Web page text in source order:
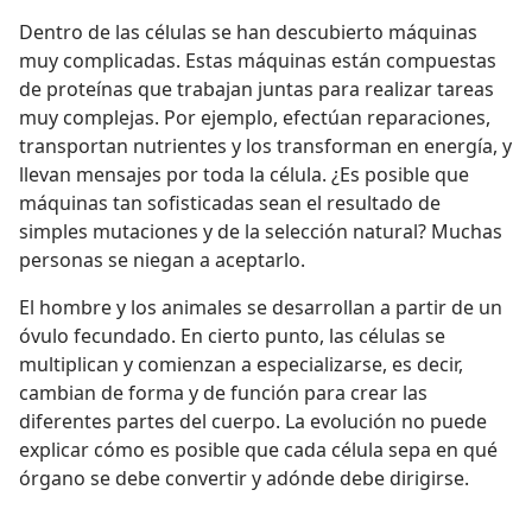
Dentro de las células se han descubierto máquinas
muy complicadas. Estas máquinas están compuestas
de proteínas que trabajan juntas para realizar tareas
muy complejas. Por ejemplo, efectúan reparaciones,
transportan nutrientes y los transforman en energía, y
llevan mensajes por toda la célula. ¿Es posible que
máquinas tan sofisticadas sean el resultado de
simples mutaciones y de la selección natural? Muchas
personas se niegan a aceptarlo.
El hombre y los animales se desarrollan a partir de un
óvulo fecundado. En cierto punto, las células se
multiplican y comienzan a especializarse, es decir,
cambian de forma y de función para crear las
diferentes partes del cuerpo. La evolución no puede
explicar cómo es posible que cada célula sepa en qué
órgano se debe convertir y adónde debe dirigirse.